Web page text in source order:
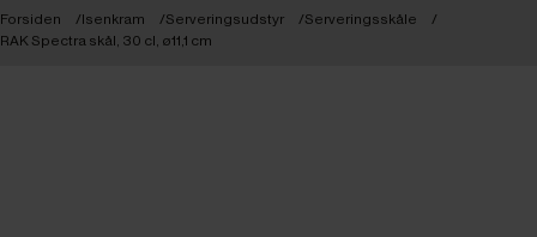
Forsiden Isenkram Serveringsudstyr
Serveringsskåle
RAK Spectra skål, 30 cl, ø11,1 cm